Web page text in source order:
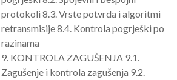
protokoli 8.3. Vrste potvrda i algoritmi
retransmisije 8.4. Kontrola pogrješki po
razinama
9. KONTROLA ZAGUŠENJA 9.1.
Zagušenje i kontrola zagušenja 9.2.